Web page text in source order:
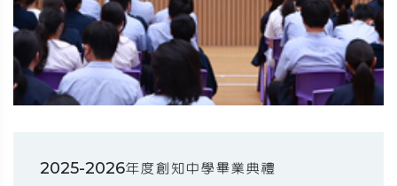
2025-2026年度創知中學畢業典禮